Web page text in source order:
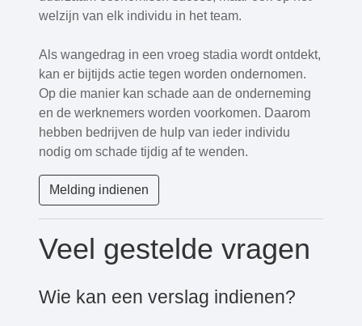
welzijn van elk individu in het team.
Als wangedrag in een vroeg stadia wordt ontdekt,
kan er bijtijds actie tegen worden ondernomen.
Op die manier kan schade aan de onderneming
en de werknemers worden voorkomen. Daarom
hebben bedrijven de hulp van ieder individu
nodig om schade tijdig af te wenden.
Melding indienen
Veel gestelde vragen
Wie kan een verslag indienen?